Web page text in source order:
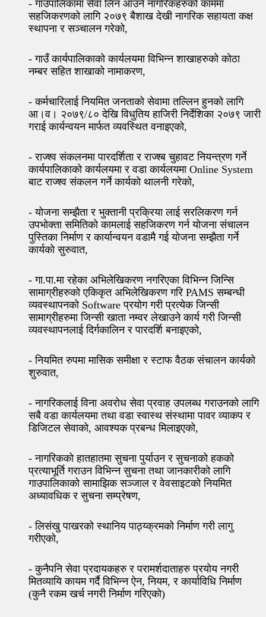
- गाउँपालिकामा सेवा लिन आउने नागरिकहरुको काममा
सहजिकरणको लागि २०७९ बैशाख देखी नागरिक सहायता कक्ष
स्थापना र सञ्चालन गरेको,
- गाउँ कार्यपालिकाको कार्यलयमा विभिन्न शाखाहरुको कोठा
नम्बर सहित शाखाको नामाकरण,
- कर्मचारिलाई नियमित जनताको सेवामा तल्लिन हुनको लागि
आ।व। २०७९/८० देखि विधुतिय हाजिरी निर्देशिका २०७९ जारी
गराई कार्यन्वयन मार्फत व्यवस्थित वनाइएको,
- राज्श्व संकलनमा पारदर्शिता र राज्श्ब चुहावट नियन्त्रण गर्ने
कार्यपालिकाको कार्यलयमा र वडा कार्यलयमा Online System
बाट राज्श्व संकलन गर्ने कार्यको थालनी गरेको,
- योजना सम्झैता र भुक्तानी प्रक्रिया लाई सरलिकरण गर्न
उपभोक्ता समितिको कामलाई सहजिकरण गर्न योजना संचालन
पुस्तिका निर्माण र कार्यान्वयन वडामै गई योजना सम्झैता गर्ने
कार्यको सुरुवात,
- गा.पा.मा रहेका अभिलेखिकरण नगरिएका विभिन्न जिन्सि
सामाग्रीहरुको एकिकृत अभिलेखिकरण गरि PAMS सम्बन्धी
व्यवस्थापनको Software प्रयोग गरी प्रत्येक जिन्सी
सामाग्रीहरुमा जिन्सी खाता नम्वर लेखाउने कार्य गरी जिन्सी
व्यवस्थापनलाई दिर्गकालिन र पारदर्शि बनाइएको,
- नियमित रुपमा मासिक समीक्षा र स्टाफ वैठक संचालन कार्यको
शुरुवात,
- नागरिकलाई विना अवरोध सेवा प्रवाह उपलब्ध गराउनको लागि
सबै वडा कार्यलयमा तथा वडा स्वास्थ संस्थामा पावर व्याकप र
डिजिटल सेवाको, आवश्यक प्रबन्ध मिलाइएको,
- नागरिकको हातहातमा सुचना पुर्याउन र सुचनाको हकको
प्रत्याभूर्ति गराउन विभिन्न सुचना तथा जानकारीको लागि
गाउपालिकाको सामाझिक सञ्जाल र वेवसाइटको नियमित
अध्यावधिक र सुचना सम्प्रेषण,
- लिसंखु पाखरको स्थानिय पाठ्य्क्रमको निर्माण गरी लागु
गरीएको,
- कुनैपनि सेवा प्रदायकहरु र परामर्शदाताहरु प्रयोय नगरी
मितव्यायि कायम गर्दै विभिन्न ऐन, नियम, र कार्याविधि निर्माण
(कुनै रकम खर्च नगरी निर्माण गरिएको)